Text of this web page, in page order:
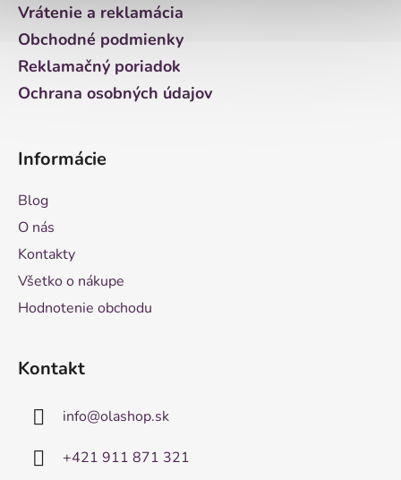
Vrátenie a reklamácia
Obchodné podmienky
Reklamačný poriadok
Ochrana osobných údajov
Informácie
Blog
O nás
Kontakty
Všetko o nákupe
Hodnotenie obchodu
Kontakt
info@olashop.sk
+421 911 871 321